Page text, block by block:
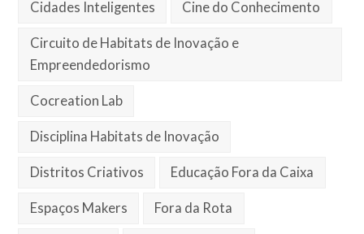
Cidades Inteligentes Cine do Conhecimento
Circuito de Habitats de Inovação e
Empreendedorismo
Cocreation Lab
Disciplina Habitats de Inovação
Distritos Criativos Educação Fora da Caixa
Espaços Makers Fora da Rota